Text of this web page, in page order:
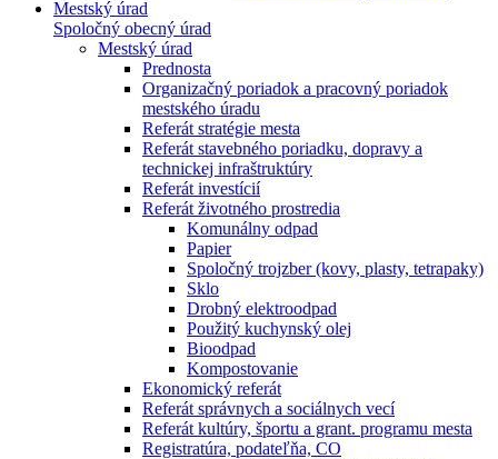
Mestský úrad
Spoločný obecný úrad
Mestský úrad
Prednosta
Organizačný poriadok a pracovný poriadok
mestského úradu
Referát stratégie mesta
Referát stavebného poriadku, dopravy a
technickej infraštruktúry
Referát investícií
Referát životného prostredia
Komunálny odpad
Papier
Spoločný trojzber (kovy, plasty, tetrapaky)
Sklo
Drobný elektroodpad
Použitý kuchynský olej
Bioodpad
Kompostovanie
Ekonomický referát
Referát správnych a sociálnych vecí
Referát kultúry, športu a grant. programu mesta
Registratúra, podateľňa, CO